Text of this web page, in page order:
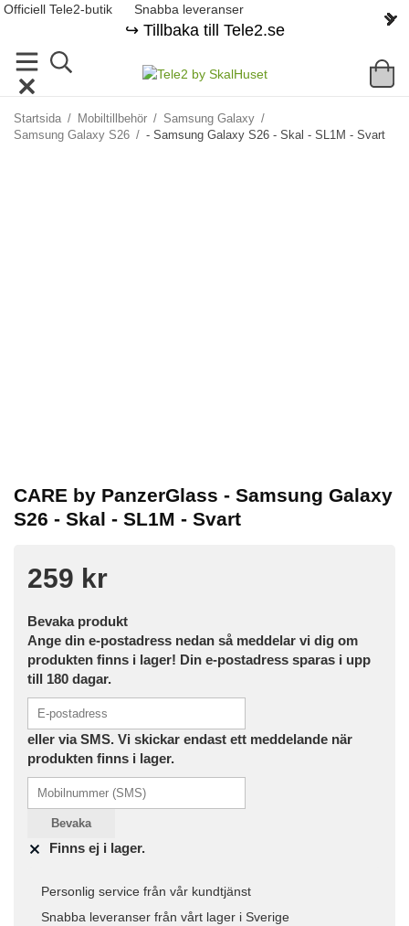
Officiell Tele2-butik Snabba leveranser
↪️ Tillbaka till Tele2.se
Startsida / Mobiltillbehör / Samsung Galaxy /
Samsung Galaxy S26 / - Samsung Galaxy S26 - Skal - SL1M - Svart
CARE by PanzerGlass - Samsung Galaxy
S26 - Skal - SL1M - Svart
259 kr
Bevaka produkt
Ange din e-postadress nedan så meddelar vi dig om
produkten finns i lager! Din e-postadress sparas i upp
till 180 dagar.
eller via SMS. Vi skickar endast ett meddelande när
produkten finns i lager.
Bevaka
Finns ej i lager.
Personlig service från vår kundtjänst
Snabba leveranser från vårt lager i Sverige